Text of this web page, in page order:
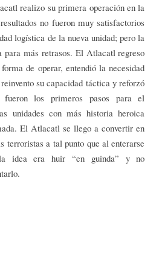
realizo su primera operación en la
no fueron muy satisfactorios
logística de la nueva unidad; pero la
para más retrasos. El Atlacatl regreso
de operar, entendió la necesidad
su capacidad táctica y reforzó
fueron los primeros pasos para el
unidades con más historia heroica
El Atlacatl se llego a convertir en
terroristas a tal punto que al enterarse
idea era huir “en guinda” y no